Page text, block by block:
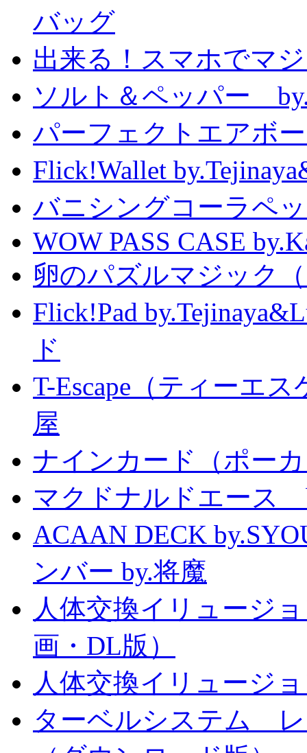
バッグ
出来る！スマホでマ
ソルト＆ペッパー
パーフェクトエアボ
Flick!Wallet
バニシングコーラペ
WOW PASS CASE
卵のパズルマジック
Flick!Pad
ド
T-Escape（ティーエ
屋
ナインカード（ポー
マクドナルドエース
ACAAN DECK
ンバー by.将魔
人体交換イリュージ
画・DL版）
人体交換イリュージ
ターベルシステム